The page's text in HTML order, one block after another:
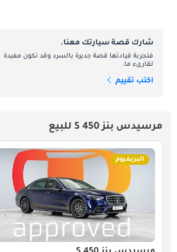
شارك قصة سيارتك معنا.
فتجربة قيادتها قصة جديرة بالسرد وقد تكون مفيدة
لقارىء ما.
اكتب تقييم
مرسيدس بنز S 450 للبيع
البريميوم